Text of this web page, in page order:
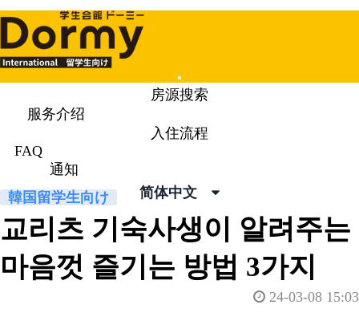
Mobile
Menu
房源搜索
服务介绍
入住流程
FAQ
通知
简体中文
通知
韓国留学生向け
교리츠 기숙사생이 알려주는
마음껏 즐기는 방법 3가지
24-03-08 15:03